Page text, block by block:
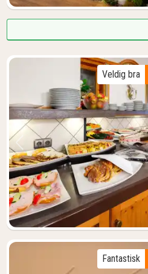
Forrige bilde
Veldig bra
Fantastisk